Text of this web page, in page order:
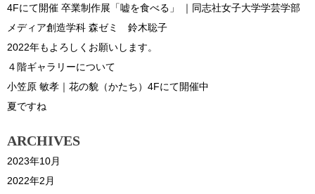
4Fにて開催 卒業制作展「嘘を食べる」 ｜同志社女子大学学芸学部
メディア創造学科 森ゼミ 鈴木聡子
2022年もよろしくお願いします。
４階ギャラリーについて
小笠原 敏孝｜花の貌（かたち）4Fにて開催中
夏ですね
ARCHIVES
2023年10月
2022年2月